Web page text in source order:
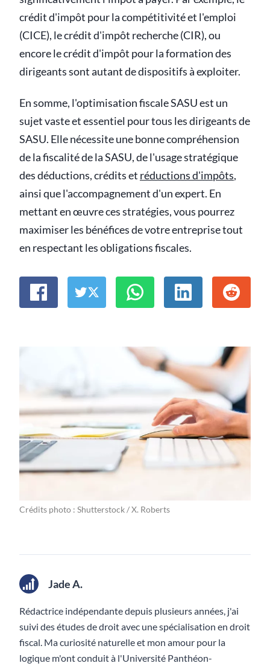
crédit d'impôt pour la compétitivité et l'emploi
(CICE), le crédit d'impôt recherche (CIR), ou
encore le crédit d'impôt pour la formation des
dirigeants sont autant de dispositifs à exploiter.
En somme, l'optimisation fiscale SASU est un
sujet vaste et essentiel pour tous les dirigeants de
SASU. Elle nécessite une bonne compréhension
de la fiscalité de la SASU, de l'usage stratégique
des déductions, crédits et réductions d'impôts,
ainsi que l'accompagnement d'un expert. En
mettant en œuvre ces stratégies, vous pourrez
maximiser les bénéfices de votre entreprise tout
en respectant les obligations fiscales.
Crédits photo : Shutterstock / X. Roberts
Jade A.
Rédactrice indépendante depuis plusieurs années, j'ai
suivi des études de droit avec une spécialisation en droit
fiscal. Ma curiosité naturelle et mon amour pour la
logique m'ont conduit à l'Université Panthéon-